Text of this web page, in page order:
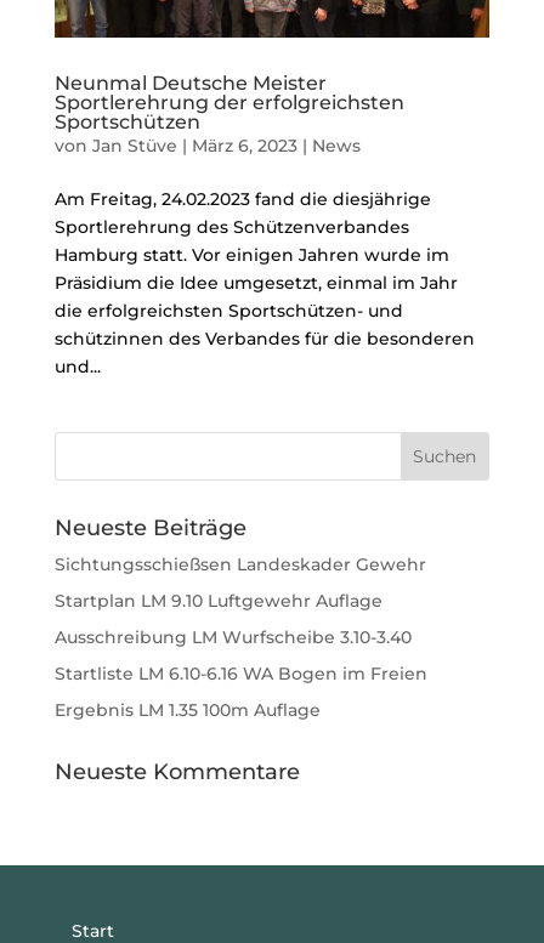
Neunmal Deutsche Meister
Sportlerehrung der erfolgreichsten
Sportschützen
von Jan Stüve | März 6, 2023| News
Am Freitag, 24.02.2023 fand die diesjährige
Sportlerehrung des Schützenverbandes
Hamburg statt. Vor einigen Jahren wurde im
Präsidium die Idee umgesetzt, einmal im Jahr
die erfolgreichsten Sportschützen- und
schützinnen des Verbandes für die besonderen
und...
Neueste Beiträge
Sichtungsschießsen Landeskader Gewehr
Startplan LM 9.10 Luftgewehr Auflage
Ausschreibung LM Wurfscheibe 3.10-3.40
Startliste LM 6.10-6.16 WA Bogen im Freien
Ergebnis LM 1.35 100m Auflage
Neueste Kommentare
Start